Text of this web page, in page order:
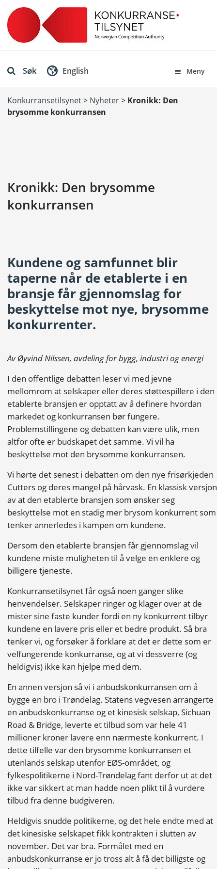
Søk Meny
English
Konkurransetilsynet> Nyheter> Kronikk: Den
brysomme konkurransen
Kronikk: Den brysomme
konkurransen
Kundene og samfunnet blir
taperne når de etablerte i en
bransje får gjennomslag for
beskyttelse mot nye, brysomme
konkurrenter.
Av Øyvind Nilssen, avdeling for bygg, industri og energi
I den offentlige debatten leser vi med jevne
mellomrom at selskaper eller deres støttespillere i den
etablerte bransjen er opptatt av å definere hvordan
markedet og konkurransen bør fungere.
Problemstillingene og debatten kan være ulik, men
altfor ofte er budskapet det samme. Vi vil ha
beskyttelse mot den brysomme konkurransen.
Vi hørte det senest i debatten om den nye frisørkjeden
Cutters og deres mangel på hårvask. En klassisk versjon
av at den etablerte bransjen som ønsker seg
beskyttelse mot en stadig mer brysom konkurrent som
tenker annerledes i kampen om kundene.
Dersom den etablerte bransjen får gjennomslag vil
kundene miste muligheten til å velge en enklere og
billigere tjeneste.
Konkurransetilsynet får også noen ganger slike
henvendelser. Selskaper ringer og klager over at de
mister sine faste kunder fordi en ny konkurrent tilbyr
kundene en lavere pris eller et bedre produkt. Så bra
tenker vi, og forsøker å forklare at det er dette som er
velfungerende konkurranse, og at vi dessverre (og
heldigvis) ikke kan hjelpe med dem.
En annen versjon så vi i anbudskonkurransen om å
bygge en bro i Trøndelag. Statens vegvesen arrangerte
en anbudskonkurranse og et kinesisk selskap, Sichuan
Road & Bridge, leverte et tilbud som var hele 41
millioner kroner lavere enn nærmeste konkurrent. I
dette tilfelle var den brysomme konkurransen et
utenlands selskap utenfor EØS-området, og
fylkespolitikerne i Nord-Trøndelag fant derfor ut at det
ikke var sikkert at man hadde noen plikt til å vurdere
tilbud fra denne budgiveren.
Heldigvis snudde politikerne, og det hele endte med at
det kinesiske selskapet fikk kontrakten i slutten av
november. Det var bra. Formålet med en
anbudskonkurranse er jo tross alt å få det billigste og